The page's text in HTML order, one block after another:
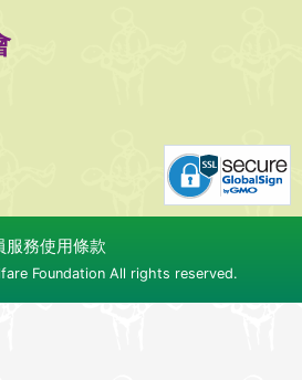
服務使用條款
Foundation All rights reserved.